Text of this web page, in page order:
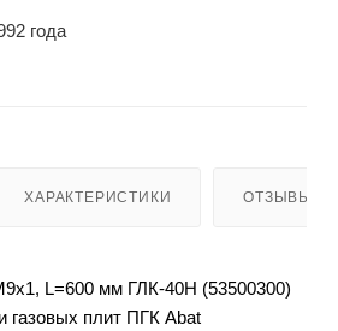
года
ХАРАКТЕРИСТИКИ ОТЗЫВЫ
L=600 мм ГЛК-40Н (53500300)
газовых плит ПГК Abat